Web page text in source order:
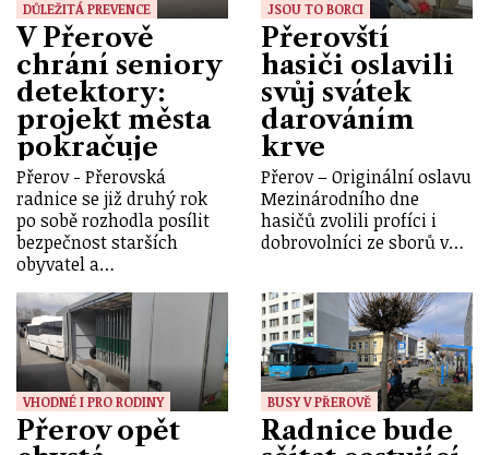
DŮLEŽITÁ PREVENCE
V Přerově
chrání seniory
detektory:
projekt města
pokračuje
Přerov - Přerovská
radnice se již druhý rok
po sobě rozhodla posílit
bezpečnost starších
obyvatel a…
JSOU TO BORCI
Přerovští
hasiči oslavili
svůj svátek
darováním
krve
Přerov – Originální oslavu
Mezinárodního dne
hasičů zvolili profíci i
dobrovolníci ze sborů v…
VHODNÉ I PRO RODINY
Přerov opět
BUSY V PŘEROVĚ
Radnice bude